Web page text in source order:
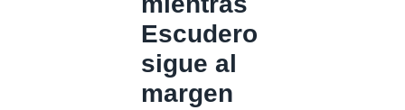
Escudero
sigue al
margen